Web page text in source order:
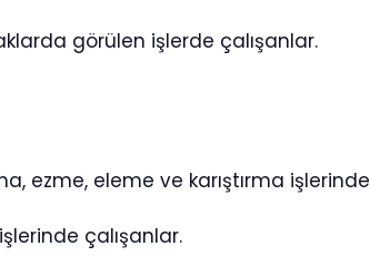
görülen işlerde çalışanlar.
ezme, eleme ve karıştırma
çalışanlar.